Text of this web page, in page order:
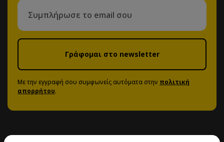
Γράφομαι στο newsletter
Με την εγγραφή σου συμφωνείς αυτόματα στην πολιτική
απορρήτου.